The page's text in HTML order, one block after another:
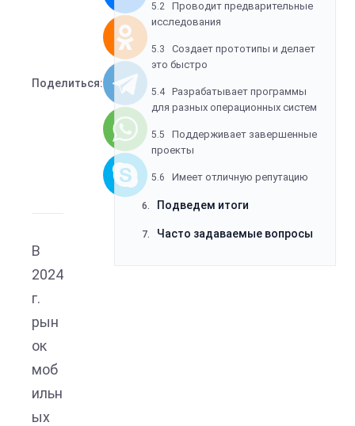
Поделиться:
В
2024
г.
рын
ок
моб
ильн
ых
5.2
исследования
5.3
это быстро
5.4
для разных операционных систем
5.5
проекты
5.6 Имеет отличную репутацию
6. Подведем итоги
7. Часто задаваемые вопросы